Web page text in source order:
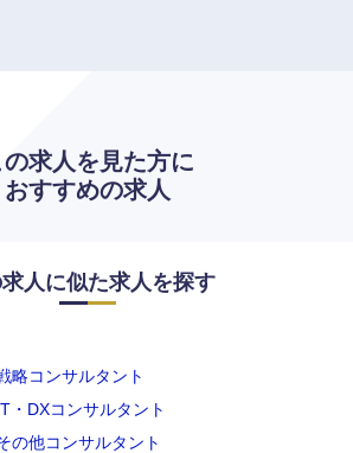
の求人を見た方に
おすすめの求人
人に似た求人を探す
略コンサルタント
・DXコンサルタント
の他コンサルタント